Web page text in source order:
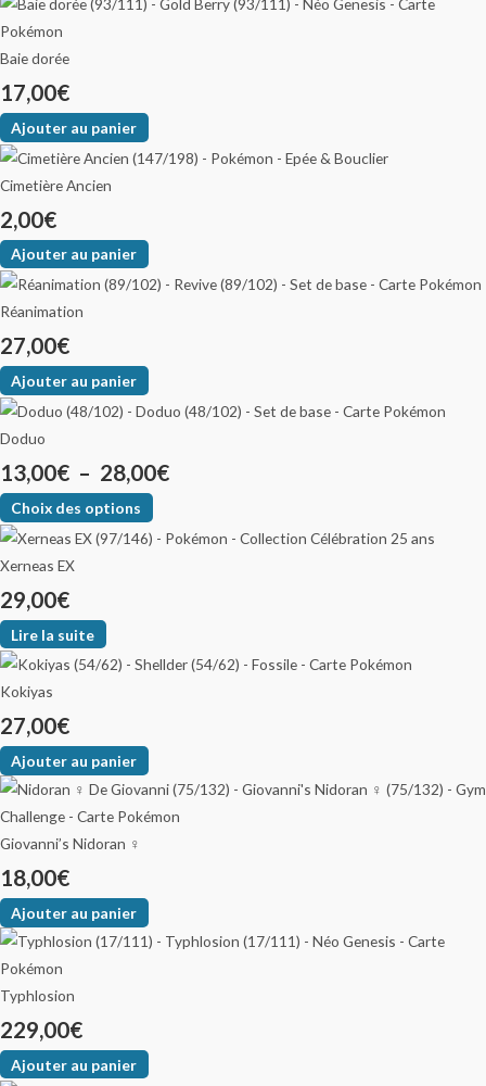
Baie dorée
17,00€
Ajouter au panier
Cimetière Ancien
2,00€
Ajouter au panier
Réanimation
27,00€
Ajouter au panier
Doduo
13,00€ – 28,00€
Choix des options
Xerneas EX
29,00€
Lire la suite
Kokiyas
27,00€
Ajouter au panier
Giovanni’s Nidoran ♀
18,00€
Ajouter au panier
Typhlosion
229,00€
Ajouter au panier